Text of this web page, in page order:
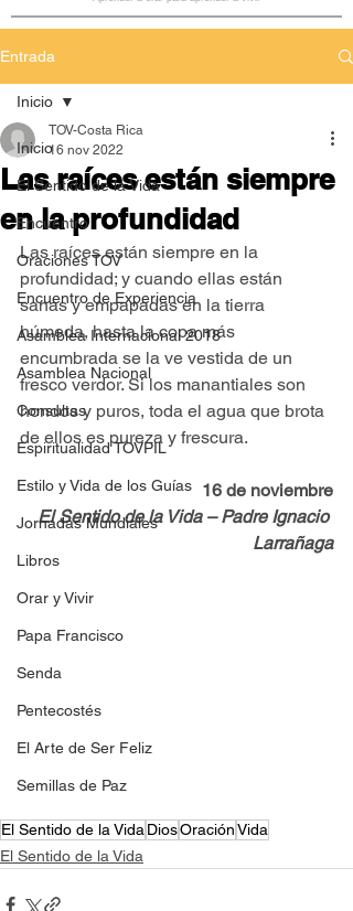
Entrada
Inicio
El Sentido de la Vida
Encuentro
Oraciones TOV
Encuentro de Experiencia
Asamblea Internacional 2018
Asamblea Nacional
Consultas
Espiritualidad TOVPIL
Estilo y Vida de los Guías
Jornadas Mundiales
Libros
Orar y Vivir
Papa Francisco
Senda
Pentecostés
El Arte de Ser Feliz
Semillas de Paz
Inicio
Las raíces están siempre
en la profundidad
TOV-Costa Rica
16 nov 2022
Las raíces están siempre en la
profundidad; y cuando ellas están
sanas y empapadas en la tierra
húmeda, hasta la copa más
encumbrada se la ve vestida de un
fresco verdor. Si los manantiales son
hondos y puros, toda el agua que brota
de ellos es pureza y frescura.
16 de noviembre
El Sentido de la Vida – Padre Ignacio
Larrañaga
El Sentido de la Vida DiosOraciónVida
El Sentido de la Vida